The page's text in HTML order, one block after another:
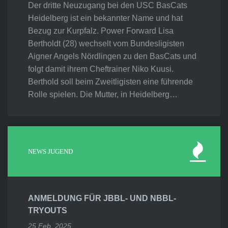
Der dritte Neuzugang bei den USC BasCats
Heidelberg ist ein bekannter Name und hat
Bezug zur Kurpfalz. Power Forward Lisa
Bertholdt (28) wechselt vom Bundesligisten
Aigner Angels Nördlingen zu den BasCats und
folgt damit ihrem Cheftrainer Niko Kuusi.
Berthold soll beim Zweitligisten eine führende
Rolle spielen. Die Mutter, in Heidelberg…
NEWS JUGEND
ANMELDUNG FÜR JBBL- UND NBBL-
TRYOUTS
25 Feb. 2025